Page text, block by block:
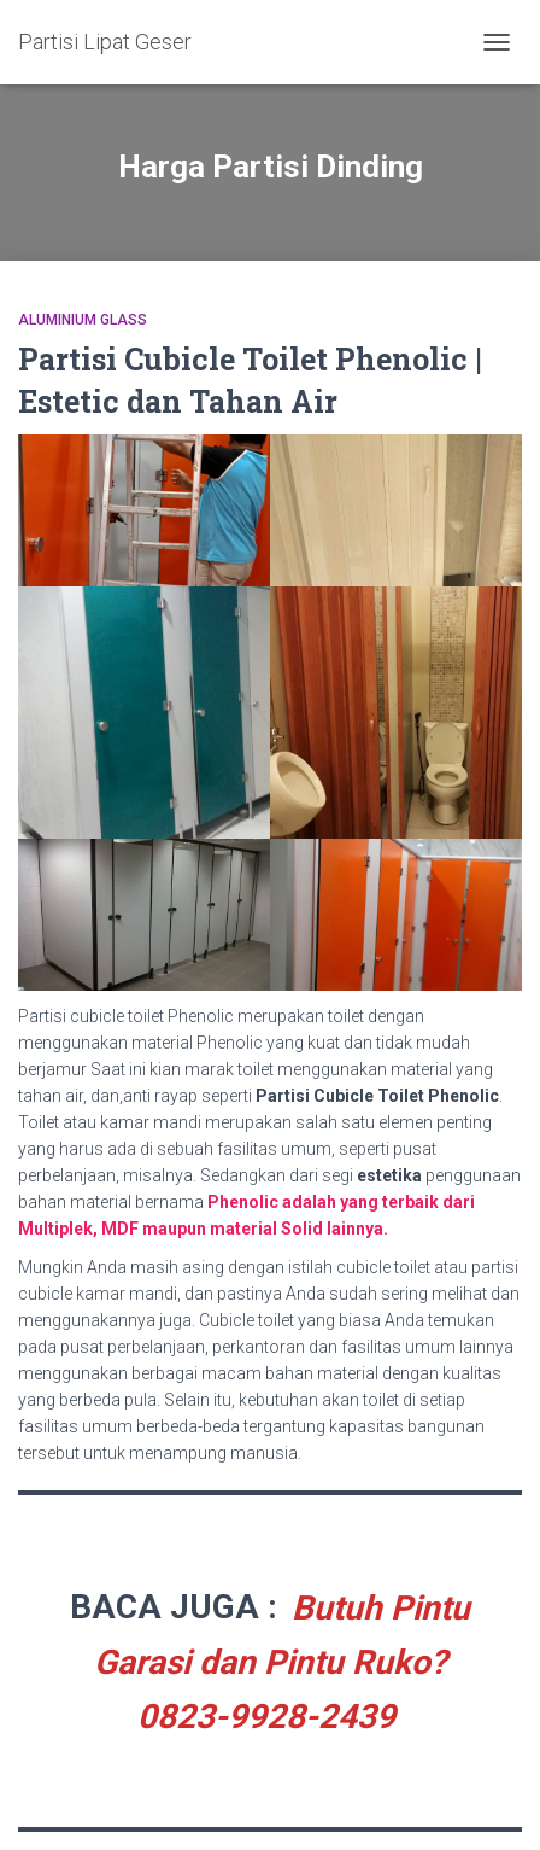
Partisi Lipat Geser
Harga Partisi Dinding
ALUMINIUM GLASS
Partisi Cubicle Toilet Phenolic |
Estetic dan Tahan Air
Partisi cubicle toilet Phenolic merupakan toilet dengan
menggunakan material Phenolic yang kuat dan tidak mudah
berjamur Saat ini kian marak toilet menggunakan material yang
tahan air, dan,anti rayap seperti Partisi Cubicle Toilet Phenolic
Toilet atau kamar mandi merupakan salah satu elemen penting
yang harus ada di sebuah fasilitas umum, seperti pusat
perbelanjaan, misalnya. Sedangkan dari segi estetika penggunaan
bahan material bernama Phenolic adalah yang terbaik dari
Multiplek, MDF maupun material Solid lainnya.
Mungkin Anda masih asing dengan istilah cubicle toilet atau partisi
cubicle kamar mandi, dan pastinya Anda sudah sering melihat dan
menggunakannya juga. Cubicle toilet yang biasa Anda temukan
pada pusat perbelanjaan, perkantoran dan fasilitas umum lainnya
menggunakan berbagai macam bahan material dengan kualitas
yang berbeda pula. Selain itu, kebutuhan akan toilet di setiap
fasilitas umum berbeda-beda tergantung kapasitas bangunan
tersebut untuk menampung manusia.
BACA JUGA : Butuh Pintu
Garasi dan Pintu Ruko?
0823-9928-2439